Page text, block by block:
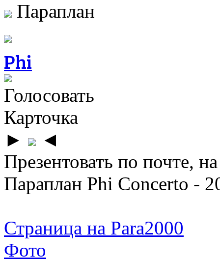
Параплан
Phi
Голосовать
Карточка
►
◄
Презентовать по почте,
Параплан Phi Concerto -
Страница на Para2000
Фото